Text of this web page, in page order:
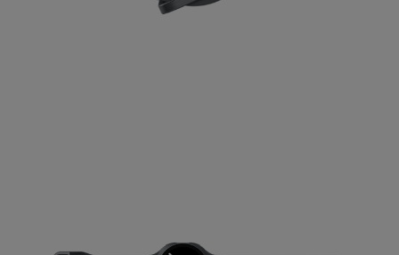
Wenn Sie „Nur notwendige Cookies“ wählen, dann sind für